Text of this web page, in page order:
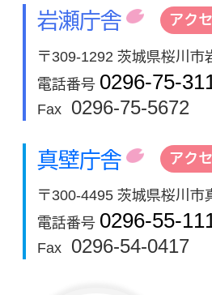
岩瀬庁舎 アク
〒309-1292 茨城県桜川市
電話番号 0296-75-
Fax
0296-75-5672
真壁庁舎 アク
〒300-4495 茨城県桜川市
電話番号 0296-55-
Fax
0296-54-0417